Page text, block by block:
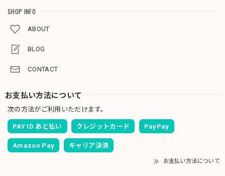
SHOP INFO
ABOUT
BLOG
CONTACT
お支払い方法について
次の方法がご利用いただけます。
PAY ID あと払い クレジットカード PayPay
Amazon Pay キャリア決済
お支払い方法について